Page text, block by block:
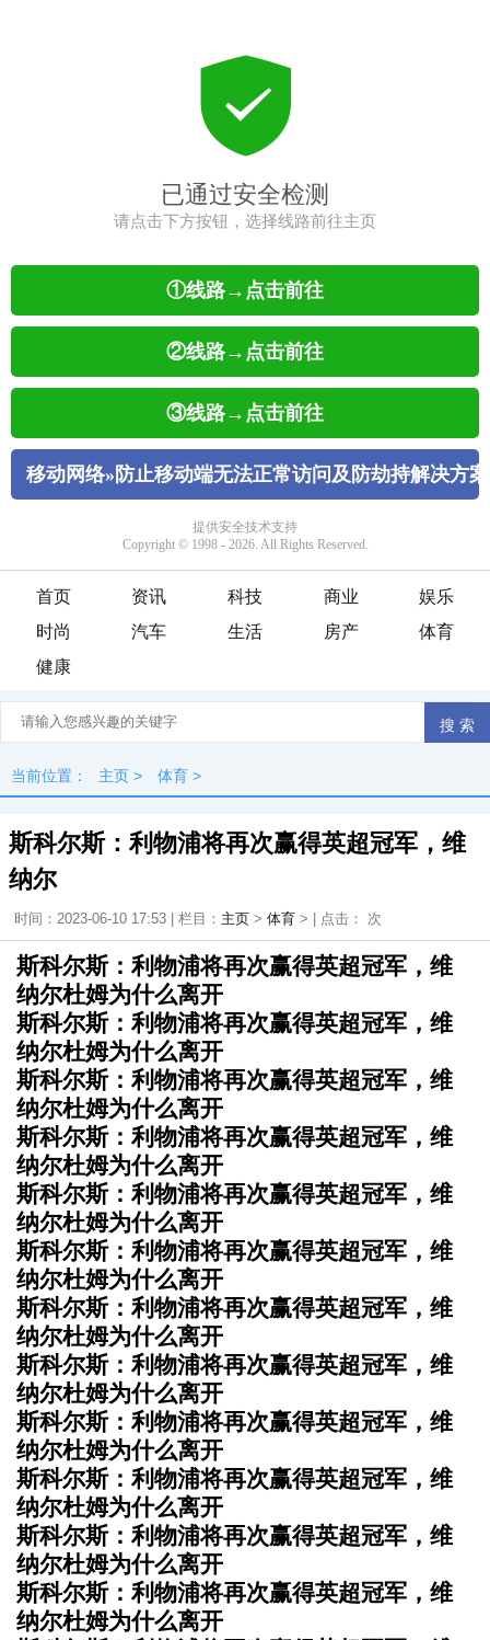
首页 资讯 科技 商业
娱乐
时尚
汽车 生活 房产
体育
健康
当前位置： 主页 > 体育 >
斯科尔斯：利物浦将再次赢得英超冠军，维
纳尔
时间：2023-06-10 17:53 | 栏目： 主页 > 体育 > | 点击： 次
斯科尔斯：利物浦将再次赢得英超冠军，维
纳尔杜姆为什么离开
斯科尔斯：利物浦将再次赢得英超冠军，维
纳尔杜姆为什么离开
斯科尔斯：利物浦将再次赢得英超冠军，维
纳尔杜姆为什么离开
斯科尔斯：利物浦将再次赢得英超冠军，维
纳尔杜姆为什么离开
斯科尔斯：利物浦将再次赢得英超冠军，维
纳尔杜姆为什么离开
斯科尔斯：利物浦将再次赢得英超冠军，维
纳尔杜姆为什么离开
斯科尔斯：利物浦将再次赢得英超冠军，维
纳尔杜姆为什么离开
斯科尔斯：利物浦将再次赢得英超冠军，维
纳尔杜姆为什么离开
斯科尔斯：利物浦将再次赢得英超冠军，维
纳尔杜姆为什么离开
斯科尔斯：利物浦将再次赢得英超冠军，维
纳尔杜姆为什么离开
斯科尔斯：利物浦将再次赢得英超冠军，维
纳尔杜姆为什么离开
斯科尔斯：利物浦将再次赢得英超冠军，维
纳尔杜姆为什么离开